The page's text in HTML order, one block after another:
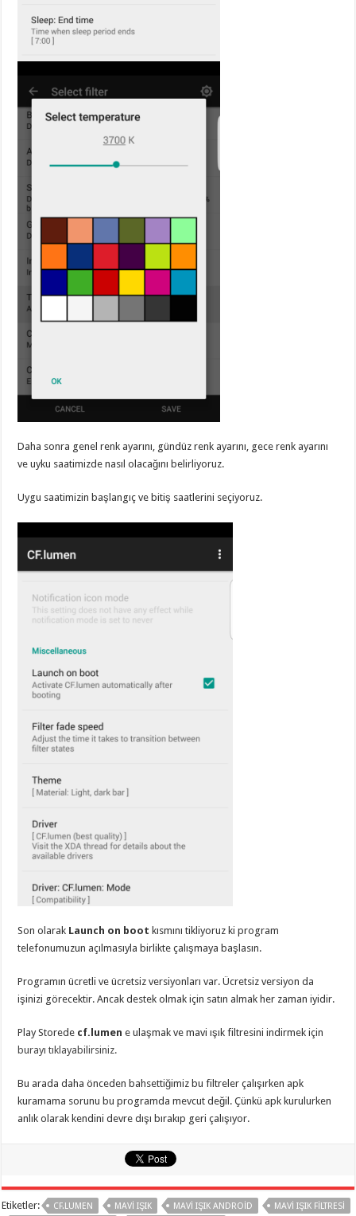
Daha sonra genel renk ayarını, gündüz renk ayarını, gece renk ayarını
ve uyku saatimizde nasıl olacağını belirliyoruz.
Uygu saatimizin başlangıç ve bitiş saatlerini seçiyoruz.
Son olarak Launch on boot kısmını tikliyoruz ki program
telefonumuzun açılmasıyla birlikte çalışmaya başlasın.
Programın ücretli ve ücretsiz versiyonları var. Ücretsiz versiyon da
işinizi görecektir. Ancak destek olmak için satın almak her zaman iyidir.
Play Storede cf.lumen e ulaşmak ve mavi ışık filtresini indirmek için
burayı tıklayabilirsiniz.
Bu arada daha önceden bahsettiğimiz bu filtreler çalışırken apk
kuramama sorunu bu programda mevcut değil. Çünkü apk kurulurken
anlık olarak kendini devre dışı bırakıp geri çalışıyor.
Etiketler: CF.LUMEN MAVI IŞIK MAVI IŞIK ANDROID
MAVI IŞIK FILTRESI